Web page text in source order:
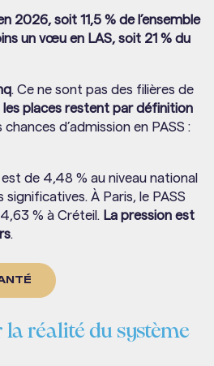
soit 11,5 % de l’ensemble
un vœu en LAS, soit 21 % du
. Ce ne sont pas des filières de
les places restent par définition
d’admission en PASS :
de 4,48 % au niveau national
À Paris, le PASS
% à Créteil. La pression est
.
la réalité du système